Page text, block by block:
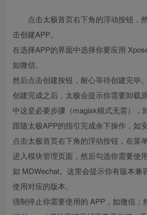
点击太极首页右下角的浮动按钮，
击创建APP。
在选择APP的界面中选择你要应用
如微信。
然后点击创建按钮，耐心等待创建完毕。
创建完成之后，太极会提示你需要卸载
中这是必要步骤（magisk模式无需），
跟随太极APP的指引完成余下操作，如
点击太极首页右下角的浮动按钮，在菜
进入模块管理页面，然后勾选你需要使
如 MDWechat。这里会提示你有版本兼
使用对应的版本。
强制停止你需要使用的 APP，如微信；